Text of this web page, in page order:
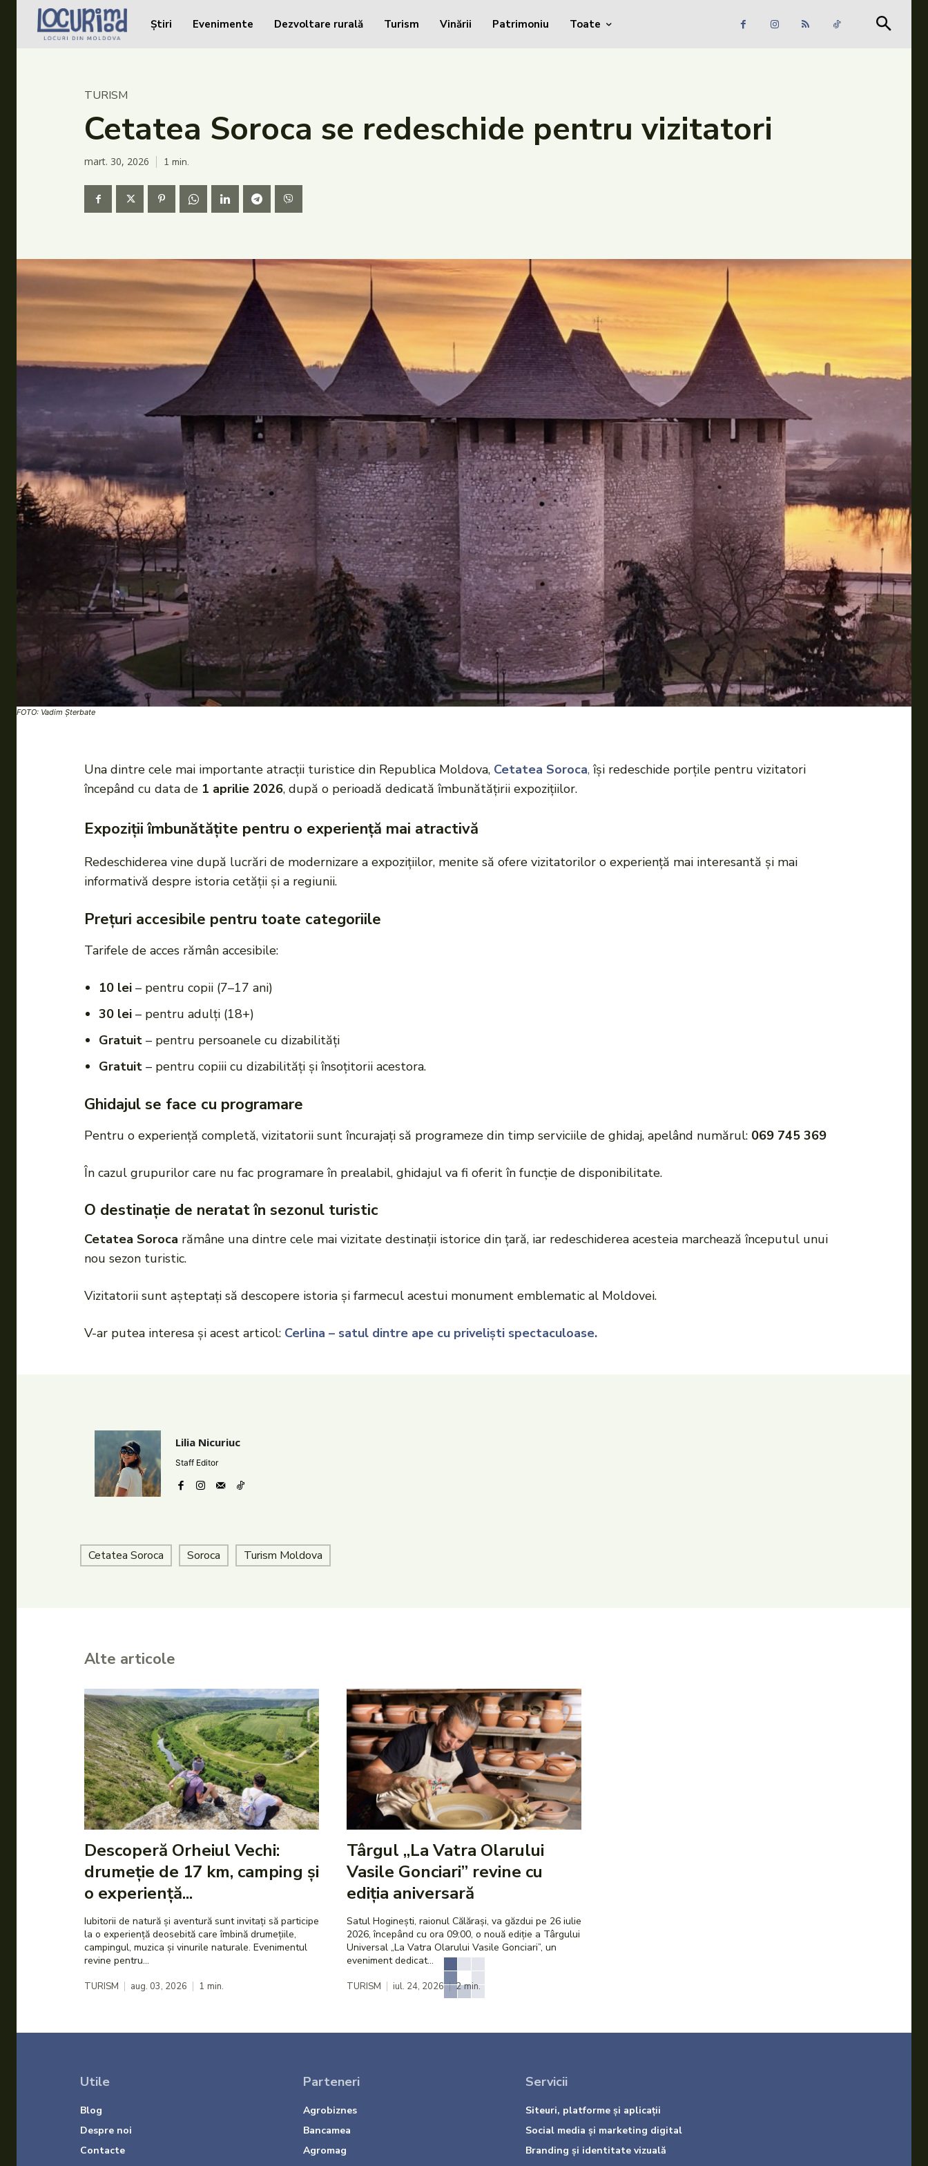
Caută în site...
Caută în site... Căutare
Dezvoltare rurală
Turism
Produs Acasă
Știri Evenimente Dezvoltare rurală Turism Vinării Patrimoniu Toate
TURISM
Cetatea Soroca se redeschide pentru vizitatori
mart. 30, 2026 1 min.
FOTO: Vadim Șterbate
Una dintre cele mai importante atracții turistice din Republica Moldova, Cetatea Soroca, își redeschide porțile pentru vizitatori
începând cu data de 1 aprilie 2026, după o perioadă dedicată îmbunătățirii expozițiilor.
Expoziții îmbunătățite pentru o experiență mai atractivă
Redeschiderea vine după lucrări de modernizare a expozițiilor, menite să ofere vizitatorilor o experiență mai interesantă și mai
informativă despre istoria cetății și a regiunii.
Prețuri accesibile pentru toate categoriile
Tarifele de acces rămân accesibile:
10 lei – pentru copii (7–17 ani)
30 lei – pentru adulți (18+)
Gratuit – pentru persoanele cu dizabilități
Gratuit – pentru copiii cu dizabilități și însoțitorii acestora.
Ghidajul se face cu programare
Pentru o experiență completă, vizitatorii sunt încurajați să programeze din timp serviciile de ghidaj, apelând numărul: 069 745 369
În cazul grupurilor care nu fac programare în prealabil, ghidajul va fi oferit în funcție de disponibilitate.
O destinație de neratat în sezonul turistic
Cetatea Soroca rămâne una dintre cele mai vizitate destinații istorice din țară, iar redeschiderea acesteia marchează începutul unui
nou sezon turistic.
Vizitatorii sunt așteptați să descopere istoria și farmecul acestui monument emblematic al Moldovei.
V-ar putea interesa și acest articol: Cerlina – satul dintre ape cu priveliști spectaculoase.
Lilia Nicuriuc
Staff Editor
Cetatea Soroca Soroca Turism Moldova
Alte articole
Descoperă Orheiul Vechi:
drumeție de 17 km, camping și
o experiență...
Iubitorii de natură și aventură sunt invitați să participe
la o experiență deosebită care îmbină drumețiile,
campingul, muzica și vinurile naturale. Evenimentul
revine pentru...
TURISM aug. 03, 2026 1 min.
Târgul „La Vatra Olarului
Vasile Gonciari” revine cu
ediția aniversară
Satul Hoginești, raionul Călărași, va găzdui pe 26 iulie
2026, începând cu ora 09:00, o nouă ediție a Târgului
Universal „La Vatra Olarului Vasile Gonciari”, un
eveniment dedicat...
TURISM iul. 24, 2026 2 min.
Utile
Blog
Despre noi
Contacte
Parteneri
Agrobiznes
Bancamea
Agromag
Servicii
Siteuri, platforme și aplicații
Social media și marketing digital
Branding și identitate vizuală